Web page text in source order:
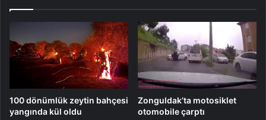
100 dönümlük zeytin bahçesi
yangında kül oldu
Zonguldak’ta motosiklet
otomobile çarptı